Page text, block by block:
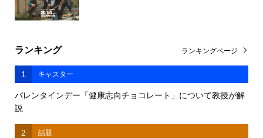
ランキング
1 キャスター
バレンタインデー「健康志向チョコレート」について教授が解
説
2 話題
ランキングページ